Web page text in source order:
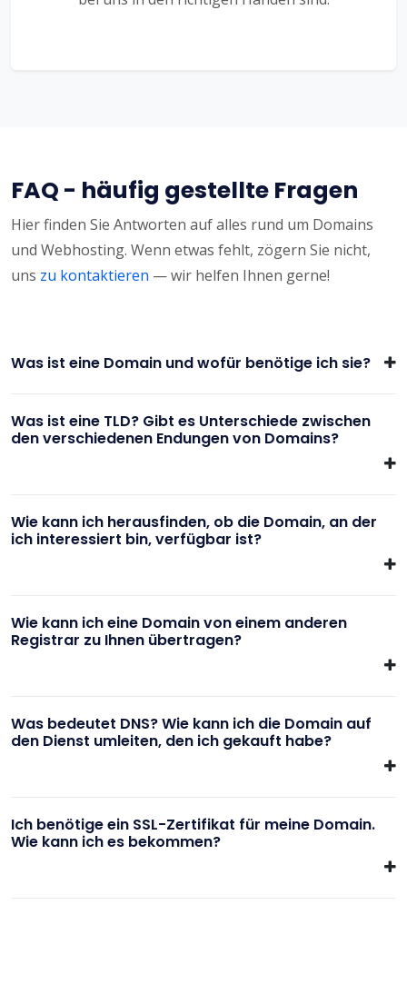
FAQ - häufig gestellte Fragen
Hier finden Sie Antworten auf alles rund um Domains
und Webhosting. Wenn etwas fehlt, zögern Sie nicht,
uns zu kontaktieren — wir helfen Ihnen gerne!
Was ist eine Domain und wofür benötige ich sie?
Was ist eine TLD? Gibt es Unterschiede zwischen
den verschiedenen Endungen von Domains?
Wie kann ich herausfinden, ob die Domain, an der
ich interessiert bin, verfügbar ist?
Wie kann ich eine Domain von einem anderen
Registrar zu Ihnen übertragen?
Was bedeutet DNS? Wie kann ich die Domain auf
den Dienst umleiten, den ich gekauft habe?
Ich benötige ein SSL-Zertifikat für meine Domain.
Wie kann ich es bekommen?